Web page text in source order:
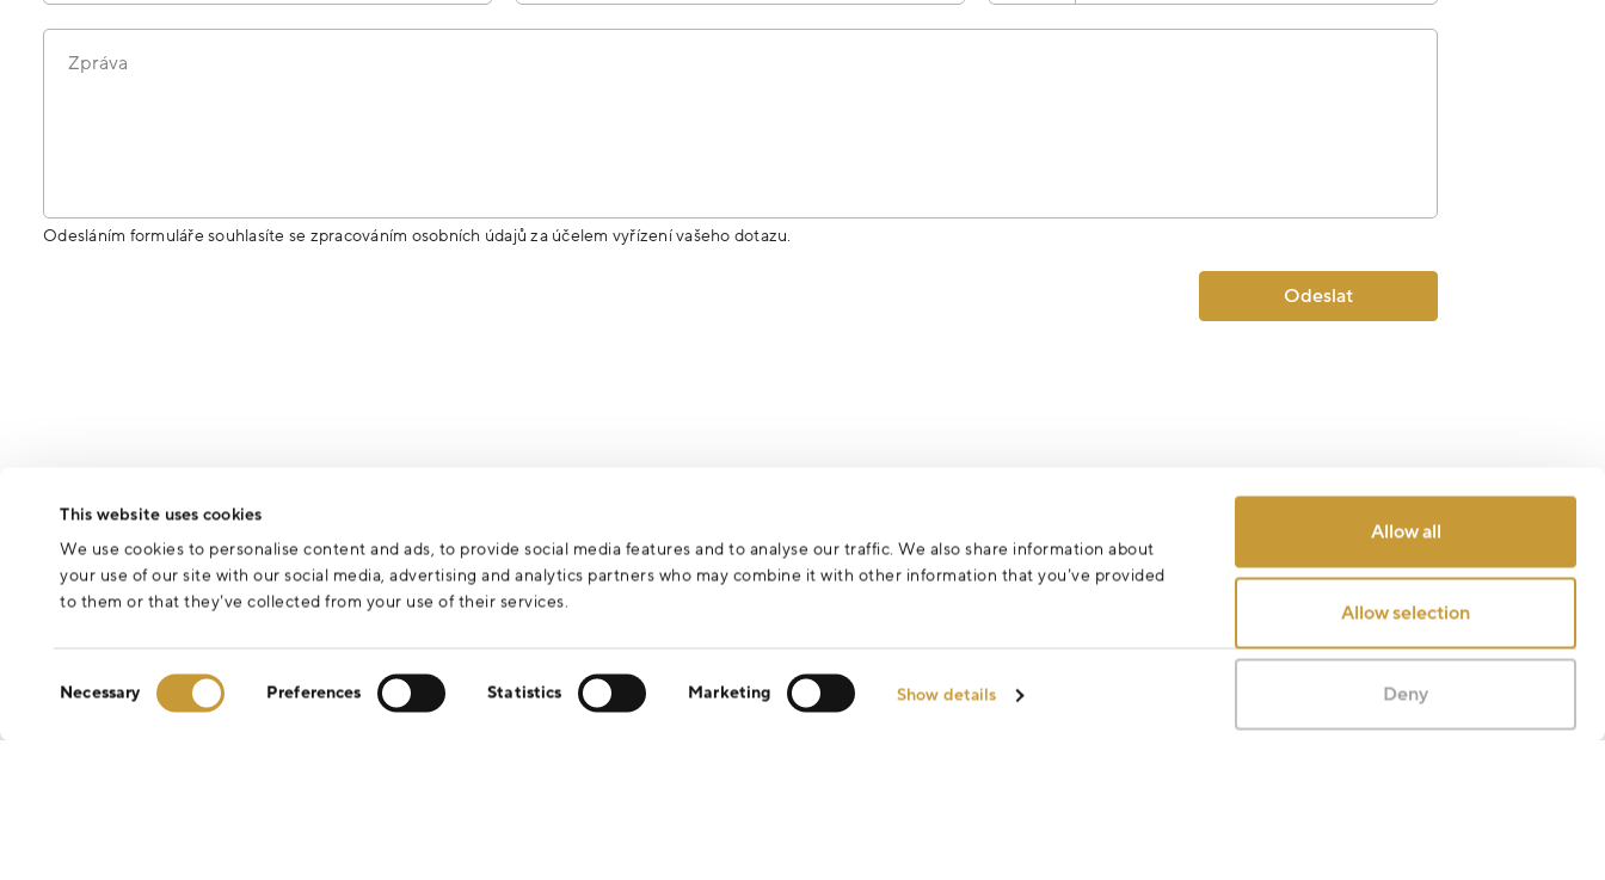
This website uses cookies
We use cookies to personalise content and ads, to provide social media features and to analyse our traffic. We also share information about
your use of our site with our social media, advertising and analytics partners who may combine it with other information that you’ve provided
to them or that they’ve collected from your use of their services.
Necessary Preferences Statistics Marketing Show details
Allow all
Allow selection
Deny
Zpráva
Odesláním formuláře souhlasíte se zpracováním osobních údajů za účelem vyřízení vašeho dotazu.
Odeslat